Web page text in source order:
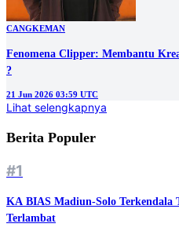
CANGKEMAN
Fenomena Clipper: Membantu
?
21 Jun 2026 03:59 UTC
Lihat selengkapnya
Berita Populer
#1
KA BIAS Madiun-Solo Terkendala
Terlambat